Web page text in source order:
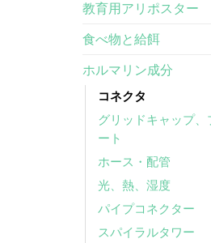
教育用アリポスター
食べ物と給餌
ホルマリン成分
コネクタ
グリッドキャップ、
ート
ホース・配管
光、熱、湿度
パイプコネクター
スパイラルタワー